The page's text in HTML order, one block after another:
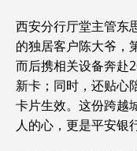
西安分行厅堂主管东
的独居客户陈大爷，
而后携相关设备奔赴
新卡；同时，还贴心
卡片生效。这份跨越
人的心，更是平安银